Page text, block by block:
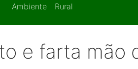
Ambiente
Rural
e farta mão